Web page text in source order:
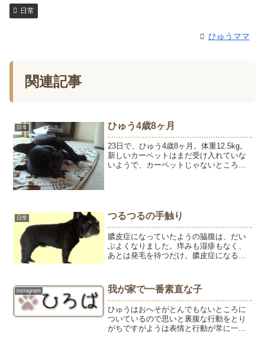
日常
ひゅうママ
関連記事
日常 ひゅう4歳8ヶ月
23日で、ひゅう4歳8ヶ月。体重12.5kg。
新しいカーペットはまだ受け入れていな
いようで、カーペットじゃないところに
日常 つるつるの手触り
膿皮症になっていたようの脇腹は、だい
ぶよくなりました。痒みも湿疹もなく、
あとは発毛を待つだけ。膿皮症になると
かかります。ようの場合は、たまにのシ
ャンプーと日々の保湿で改...
instagram 我が家で一番素直な子
ひゅうはおへそがとんでもないところに
ついているので思いと裏腹な行動をとり
がちですがようは表情と行動が常に一致